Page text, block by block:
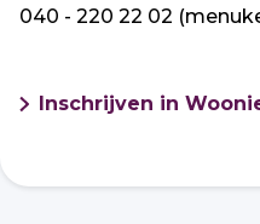
040 - 220 22 02
Inschrijven in